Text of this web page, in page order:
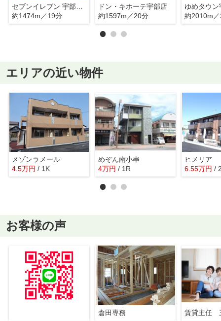
約1474m／19分
ドン・キホーテ宇部店
約1597m／20分
ゆめタウン
約2010m
エリアの近い物件
メゾンラメール
4.5万円 / 1K
めぞん南小串
4万円 / 1R
ヒメリア
6.55万円 /
お客様の声
倉田専務 賃貸主任